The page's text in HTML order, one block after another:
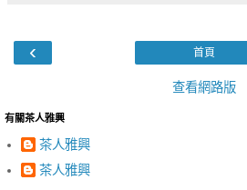
‹ 首頁
查看網路版
有關茶人雅興
茶人雅興
茶人雅興